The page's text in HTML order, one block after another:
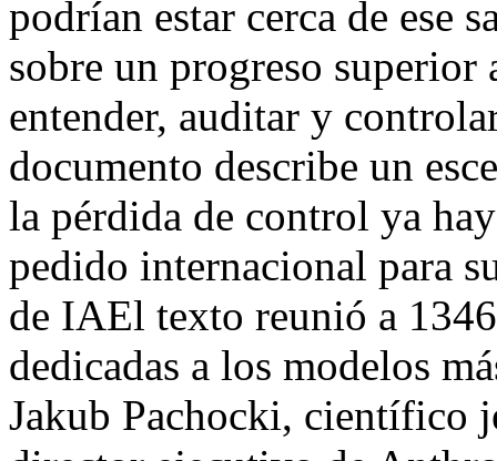
podrían estar cerca de ese
sobre un progreso superior
entender, auditar y
documento describe un
la pérdida de control ya
pedido internacional para
de IAEl texto reunió a
dedicadas a los modelos
Jakub Pachocki, científico